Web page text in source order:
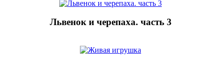
Львенок и черепаха. часть 3